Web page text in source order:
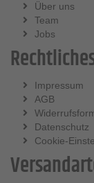
Über uns
Team
Jobs
Impressum
AGB
Datenschutz
Cookie-